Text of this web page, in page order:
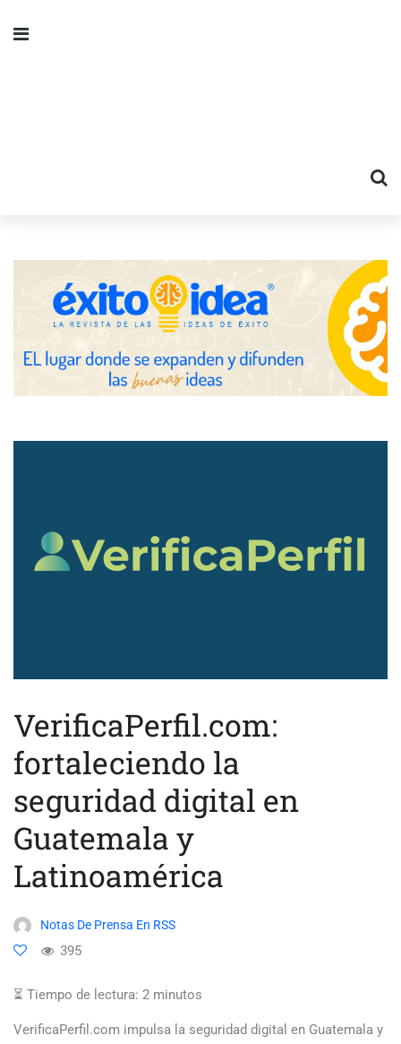
VerificaPerfil.com:
fortaleciendo la
seguridad digital en
Guatemala y
Latinoamérica
Notas De Prensa En RSS
395
⏳ Tiempo de lectura: 2 minutos
VerificaPerfil.com impulsa la seguridad digital en Guatemala y